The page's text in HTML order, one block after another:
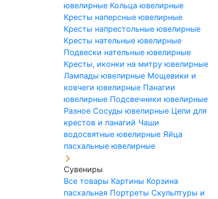
ювелирные Кольца ювелирные
Кресты наперсные ювелирные
Кресты напрестольные ювелирные
Кресты нательные ювелирные
Подвески нательные ювелирные
Кресты, иконки на митру ювелирные
Лампады ювелирные Мощевики и
ковчеги ювелирные Панагии
ювелирные Подсвечники ювелирные
Разное Сосуды ювелирные Цепи для
крестов и панагий Чаши
водосвятные ювелирные Яйца
пасхальные ювелирные
Сувениры
Все товары Картины Корзина
пасхальная Портреты Скульптуры и